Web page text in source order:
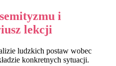
i
lekcji
ludzkich postaw wobec
konkretnych sytuacji.